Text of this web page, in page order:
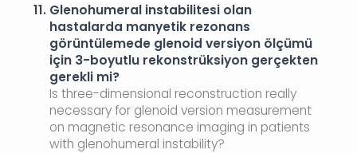
11. Glenohumeral instabilitesi olan
hastalarda manyetik rezonans
görüntülemede glenoid versiyon ölçümü
için 3-boyutlu rekonstrüksiyon gerçekten
gerekli mi?
Is three-dimensional reconstruction really
necessary for glenoid version measurement
on magnetic resonance imaging in patients
with glenohumeral instability?